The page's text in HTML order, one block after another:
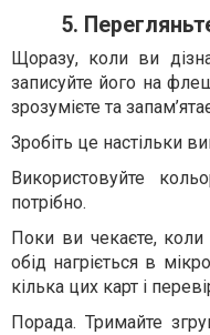
5.
Щоразу, коли ви
записуйте його на
зрозумієте та
Зробіть це настільки
Використовуйте
потрібно.
Поки ви чекаєте,
обід нагріється в
кілька цих карт і
Порада. Тримайте